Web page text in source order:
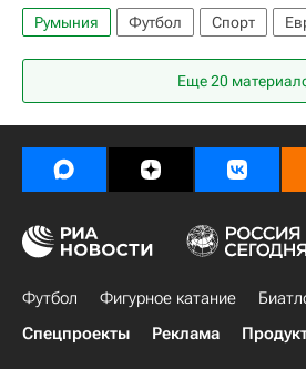
Дания
Франция Нидерланды
Португалия
Румыния Футбол Спорт
Словакия
Румыния
Словакия
Ондрей Дуда
Марин
Международная федерация
Еще 20
Футбол Фигурное катание
Спецпроекты
Реклама